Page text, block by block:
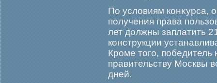
По условиям конκурса,
получения права
лет должны заплатить
конструкции
Крοме тогο,
правительству Москвы
дней.